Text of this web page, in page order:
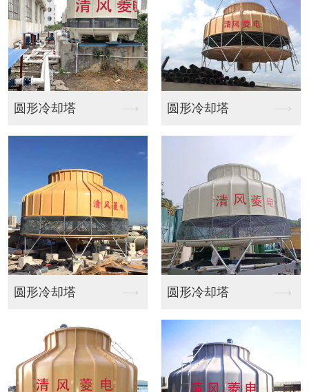
圆形冷却塔
圆形冷却塔
方形橫流式冷卻塔
方形橫流式冷卻塔